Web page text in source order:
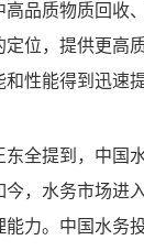
高品质物质回收
位，提供更高
和性能得到迅速
全提到，中国
，水务市场进
力。中国水务